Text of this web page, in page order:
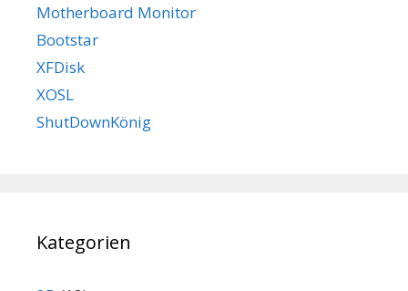
Motherboard Monitor
Bootstar
XFDisk
XOSL
ShutDownKönig
Kategorien